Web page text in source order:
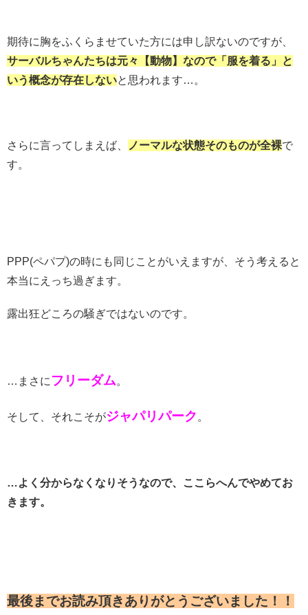
期待に胸をふくらませていた方には申し訳ないのですが、
サーバルちゃんたちは元々【動物】なので「服を着る」と
いう概念が存在しないと思われます…。
さらに言ってしまえば、 ノーマルな状態そのものが全裸で
す。
PPP(ペパプ)の時にも同じことがいえますが、そう考えると
本当にえっち過ぎます。
露出狂どころの騒ぎではないのです。
…まさに フリーダム。
そして、それこそがジャパリパーク 。
…よく分からなくなりそうなので、ここらへんでやめてお
きます。
最後までお読み頂きありがとうございました！！